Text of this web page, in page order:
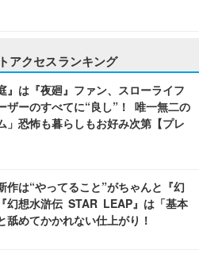
アクセスランキング
』は『夜廻』ファン、スローライフ
ザーのすべてに“良し”！ 唯一無二の
」恐怖も暮らしもお好み次第【プレ
作は“やってること”がちゃんと『幻
幻想水滸伝 STAR LEAP』は「基本
舐めてかかれない仕上がり！